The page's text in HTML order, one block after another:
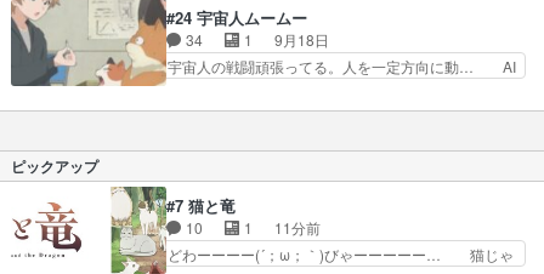
ョンで素晴らしい。そし… レトロ家電に求められ
るのは歴史的価値じゃ… Z世代だからウォークマ
ン使ったことないと…
ポットで拘束される鮫洲さんUchu… 家電説明に
ギャグやラブコメ、そしてストー… 話を終わらせ
るためにやってきたオクタルが… 月が落ちてく
る…だと…止めることはできる… 日本では猫が喋
#24 宇宙人ムームー
34 1
9月18日
宇宙人の戦闘頑張ってる。人を一定方向に動… AI
てしまったかーとってもタメになるよ… AIとの戦
軸とした学園ドタバタコメディ… どう地球を停止
いて時点を止めるって…あ… まじでめちゃくちゃ
面白かったし今期の日常… ウスグラは最後まで面
白かったし梅屋敷しか… まあオチは簡単に読めた
しネタもしょーもな…
ピックアップ
#7 猫と竜
10 1
11分前
どわーーーー(´；ω；｀)びゃーーーーー… 猫じゃ